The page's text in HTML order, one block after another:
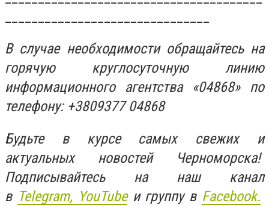
В случае необходимости обращайтесь на
горячую круглосуточную линию
информационного агентства «04868» по
телефону: +3809377 04868
Будьте в курсе самых свежих и
актуальных новостей Черноморска!
Подписывайтесь на наш канал
в Telegram, YouTubeи группу в Facebook.